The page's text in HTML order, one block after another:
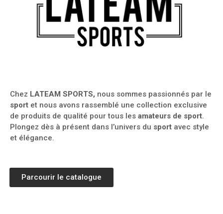
Chez LATEAM SPORTS, nous sommes passionnés par le
sport et nous avons rassemblé une collection exclusive
de produits de qualité pour tous les amateurs de sport.
Plongez dès à présent dans l’univers du sport avec style
et élégance.
Parcourir le catalogue